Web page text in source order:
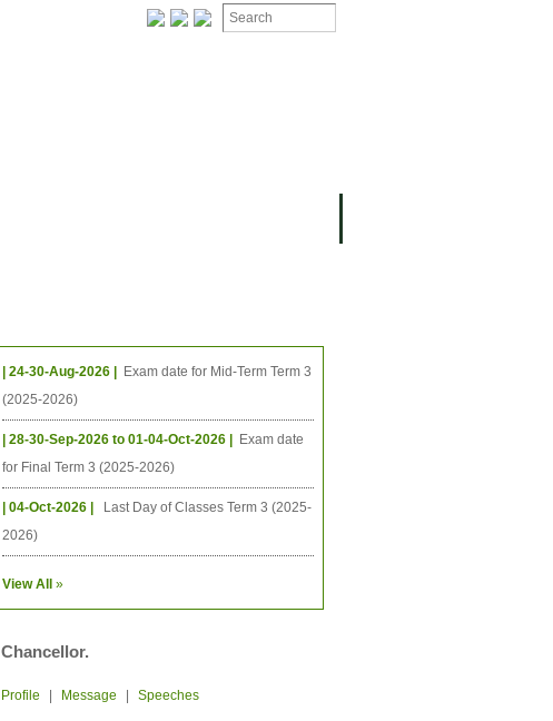
| 24-30-Aug-2026 |
Exam date for Mid-Term Term 3
(2025-2026)
| 28-30-Sep-2026 to 01-04-Oct-2026 |
Exam date
for Final Term 3 (2025-2026)
| 04-Oct-2026 |
Last Day of Classes Term 3 (2025-
2026)
View All »
Chancellor.
Profile Message Speeches